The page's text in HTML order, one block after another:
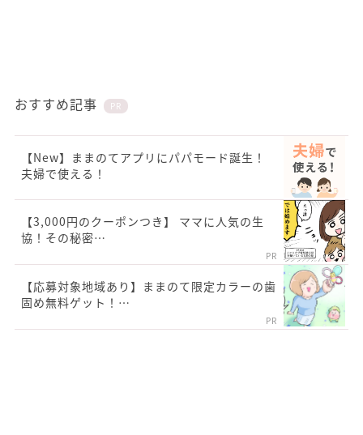
おすすめ記事 PR
【New】ままのてアプリにパパモード誕生！
夫婦で使える！
【3,000円のクーポンつき】 ママに人気の生
協！その秘密…
PR
【応募対象地域あり】ままのて限定カラーの歯
固め無料ゲット！…
PR